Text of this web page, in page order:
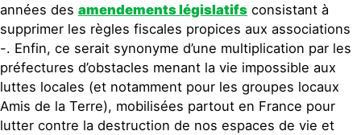
années des amendements législatifs consistant à
supprimer les règles fiscales propices aux associations
-. Enfin, ce serait synonyme d’une multiplication par les
préfectures d’obstacles menant la vie impossible aux
luttes locales (et notamment pour les groupes locaux
Amis de la Terre), mobilisées partout en France pour
lutter contre la destruction de nos espaces de vie et